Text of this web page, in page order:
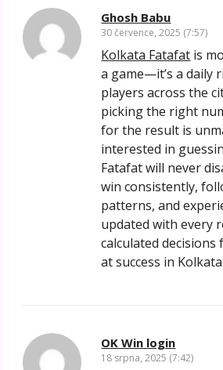
Ghosh Babu
30 července, 2025 (7:57)
Kolkata Fatafat is
a game—it’s a daily
players across the
picking the right
for the result is
interested in
Fatafat will never
win consistently,
patterns, and
updated with every
calculated
at success in
OK Win login
18 srpna, 2025 (7:42)